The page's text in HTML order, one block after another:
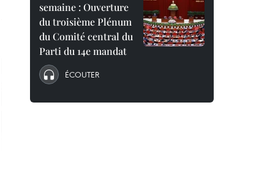
semaine : Ouverture
du troisième Plénum
du Comité central du
Parti du 14e mandat
ÉCOUTER